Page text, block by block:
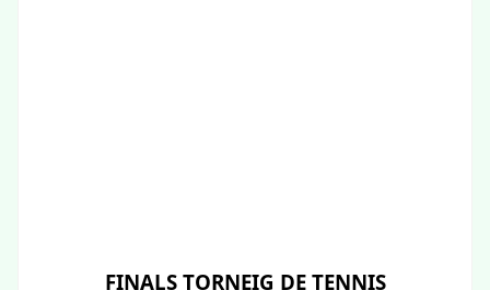
FINALS TORNEIG DE TENNIS